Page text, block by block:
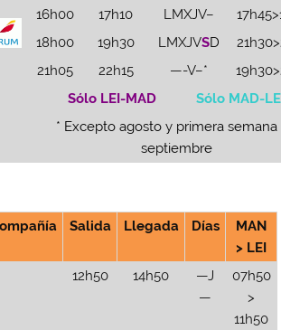
16h00
17h10 LMXJV–
18h00
19h30 LMXJVSD
21h05
22h15 —-V–*
Sólo LEI-MAD
Sólo MAD-
* Excepto agosto y primera semana
septiembre
Salida Llegada Días
MAN
> LEI
12h50 14h50
—J
—
07h50
>
11h50